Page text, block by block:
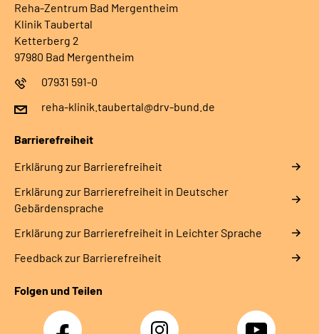
Reha-Zentrum Bad Mergentheim
Klinik Taubertal
Ketterberg 2
97980 Bad Mergentheim
07931 591-0
reha-klinik.taubertal@drv-bund.de
Barrierefreiheit
Erklärung zur Barrierefreiheit
Erklärung zur Barrierefreiheit in Deutscher
Gebärdensprache
Erklärung zur Barrierefreiheit in Leichter Sprache
Feedback zur Barrierefreiheit
Folgen und Teilen
Facebook Instagram YouTube